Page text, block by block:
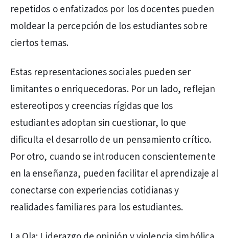
repetidos o enfatizados por los docentes pueden
moldear la percepción de los estudiantes sobre
ciertos temas.
Estas representaciones sociales pueden ser
limitantes o enriquecedoras. Por un lado, reflejan
estereotipos y creencias rígidas que los
estudiantes adoptan sin cuestionar, lo que
dificulta el desarrollo de un pensamiento crítico.
Por otro, cuando se introducen conscientemente
en la enseñanza, pueden facilitar el aprendizaje al
conectarse con experiencias cotidianas y
realidades familiares para los estudiantes.